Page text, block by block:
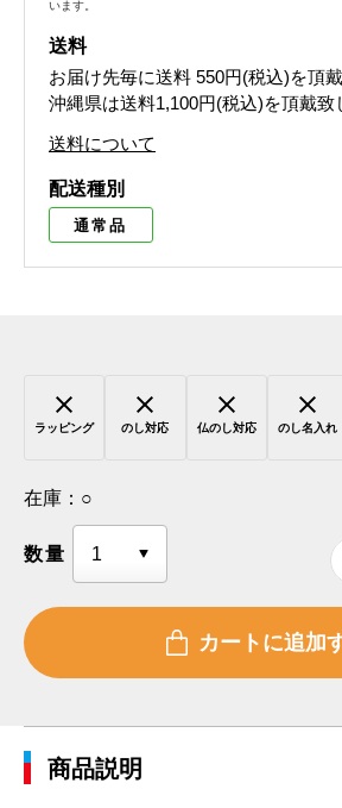
います。
送料
お届け先毎に送料 550円(税込)を頂
沖縄県は送料1,100円(税込)を頂戴致
送料について
配送種別
通常品
ラッピング のし対応 仏のし対応 のし名入れ
在庫： ○
数量
商品説明